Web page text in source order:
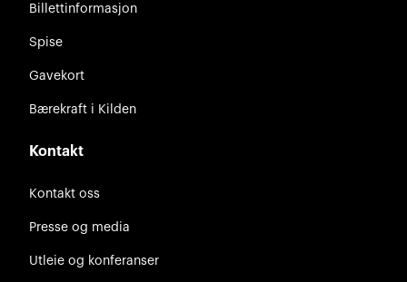
Billettinformasjon
Spise
Gavekort
Bærekraft i Kilden
Kontakt
Kontakt oss
Presse og media
Utleie og konferanser